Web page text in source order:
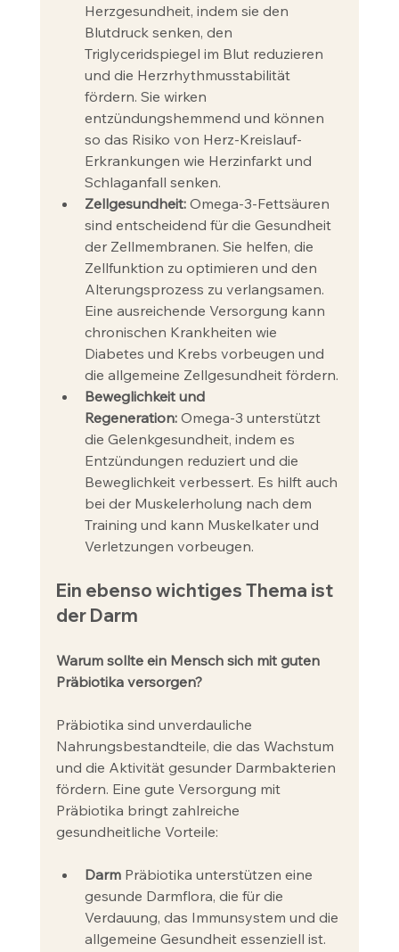
Herzgesundheit, indem sie den
Blutdruck senken, den
Triglyceridspiegel im Blut reduzieren
und die Herzrhythmusstabilität
fördern. Sie wirken
entzündungshemmend und können
so das Risiko von Herz-Kreislauf-
Erkrankungen wie Herzinfarkt und
Schlaganfall senken.
Zellgesundheit: Omega-3-Fettsäuren
sind entscheidend für die Gesundheit
der Zellmembranen. Sie helfen, die
Zellfunktion zu optimieren und den
Alterungsprozess zu verlangsamen.
Eine ausreichende Versorgung kann
chronischen Krankheiten wie
Diabetes und Krebs vorbeugen und
die allgemeine Zellgesundheit fördern.
Beweglichkeit und
Regeneration: Omega-3 unterstützt
die Gelenkgesundheit, indem es
Entzündungen reduziert und die
Beweglichkeit verbessert. Es hilft auch
bei der Muskelerholung nach dem
Training und kann Muskelkater und
Verletzungen vorbeugen.
Ein ebenso wichtiges Thema ist
der Darm
Warum sollte ein Mensch sich mit guten
Präbiotika versorgen?
Präbiotika sind unverdauliche
Nahrungsbestandteile, die das Wachstum
und die Aktivität gesunder Darmbakterien
fördern. Eine gute Versorgung mit
Präbiotika bringt zahlreiche
gesundheitliche Vorteile:
Darm Präbiotika unterstützen eine
gesunde Darmflora, die für die
Verdauung, das Immunsystem und die
allgemeine Gesundheit essenziell ist.